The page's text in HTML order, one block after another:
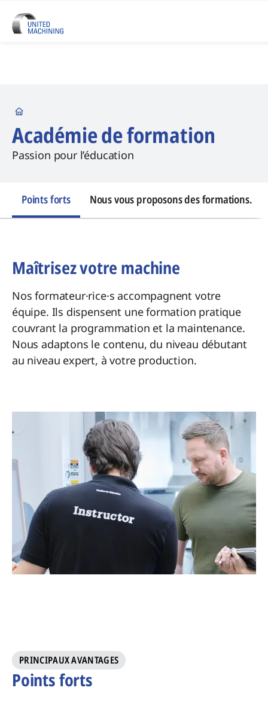
Startseite
Académie de formation
Passion pour l’éducation
Points forts Nous vous proposons des formations.
Maîtrisez votre machine
Nos formateur·rice·s accompagnent votre
équipe. Ils dispensent une formation pratique
couvrant la programmation et la maintenance.
Nous adaptons le contenu, du niveau débutant
au niveau expert, à votre production.
PRINCIPAUX AVANTAGES
Points forts